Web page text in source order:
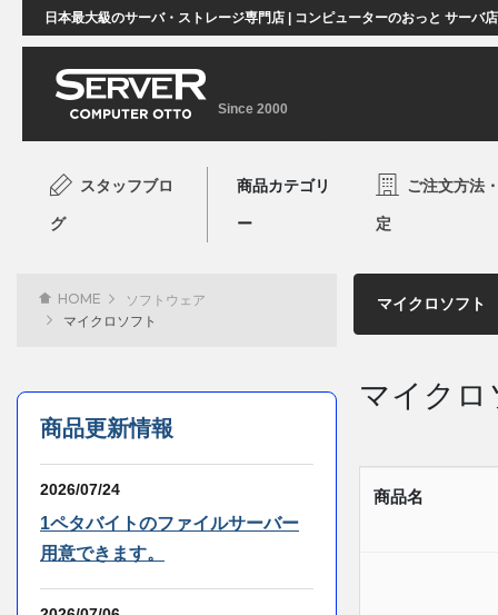
日本最大級のサーバ・ストレージ専門店 | コンピューターのおっと サーバ
Since 2000
スタッフブロ
グ
商品カテゴリ
ー
ご注文方法
定
マイクロ
商品名
HOME
ソフトウェア
マイクロソフト
商品更新情報
2026/07/24
1ペタバイトのファイルサーバー
用意できます。